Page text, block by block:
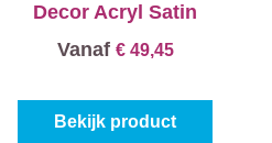
Decor Acryl Satin
Vanaf € 49,45
Bekijk product